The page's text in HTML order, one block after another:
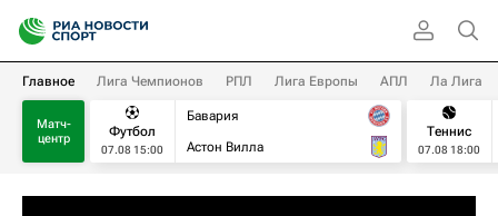
Главное Лига Чемпионов РПЛ Лига Европы АПЛ Ла Лига
Матч-
центр
Футбол
07.08 15:00
Бавария
Астон Вилла
Теннис
07.08 18:00